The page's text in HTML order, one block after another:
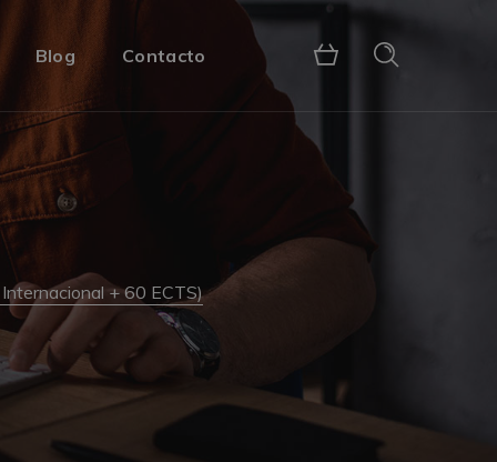
Blog Contacto
+ 60 ECTS)